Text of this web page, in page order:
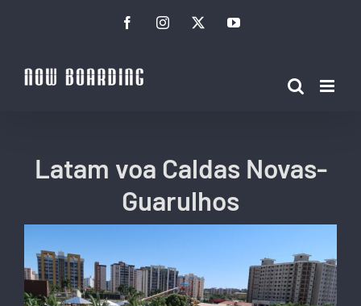
conteúdo
FacebookInstagramTwitterYouTube
Latam voa Caldas Novas-
Guarulhos